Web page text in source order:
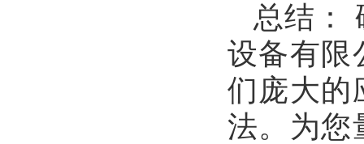
总结：
设备有限
们庞大的
法。为您